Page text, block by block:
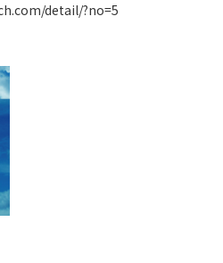
detail/?no=5